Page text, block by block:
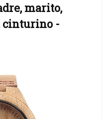
marito,
cinturino -